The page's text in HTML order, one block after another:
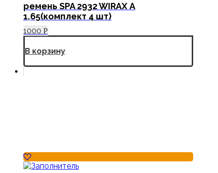
ремень SPA 2932 WIRAX А
1,65(комплект 4 шт)
1000 Р
В корзину